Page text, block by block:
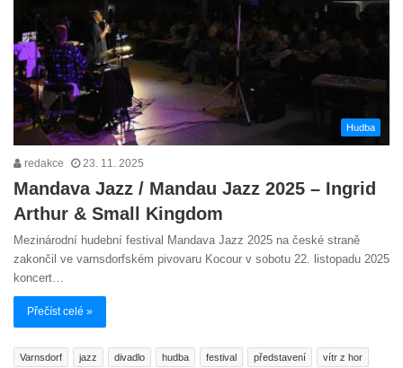
Hudba
redakce 23. 11. 2025
Mandava Jazz / Mandau Jazz 2025 – Ingrid
Arthur & Small Kingdom
Mezinárodní hudební festival Mandava Jazz 2025 na české straně
zakončil ve varnsdorfském pivovaru Kocour v sobotu 22. listopadu 2025
koncert…
Přečíst celé »
Varnsdorf jazz divadlo hudba festival představení vítr z hor